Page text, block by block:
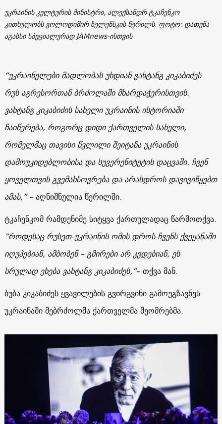
უკრაინის კულტურის მინისტრი, ალექსანდრ ტკაჩენკო
კითხულობს ვოლოდიმირ ზელენსკის წერილს. ფოტო: დათუნა
აგასსი სპეციალურად JAMnews-ისთვის
“უკრაინელები მადლობას უხდიან ვახტანგ კიკაბიძეს
რუს აგრესორთან ბრძოლაში მხარდაჭერისთვის.
ვახტანგ კიკაბიძის სახელი უკრაინის ისტორიაში
ჩაიწერება, როგორც დიდი ქართველის სახელი,
რომელმაც თავისი წვლილი შეიტანა უკრაინის
დამოუკიდებლობისა და სუვერენიტეტის დაცვაში. ჩვენ
ყოველთვის გვემახსოვრება და არასდროს დავივიწყებთ
ამას,”– აღნიშნულია წერილში.
ტკაჩენკომ რამდენიმე სიტყვა ქართულადაც წარმოთქვა.
“როდესაც რუსეთ-უკრაინის ომის დროს ჩვენს ქვეყანაში
იღუპებიან, ამბობენ – გმირები არ კვდებიან, ეს
სრულად ეხება ვახტანგ კიკაბიძეს,”– თქვა მან.
ბუბა კიკაბიძეს ყვავილების გვირგვინი გამოუგზავნეს
უკრაინაში მებრძოლმა ქართველმა მეომრებმა.